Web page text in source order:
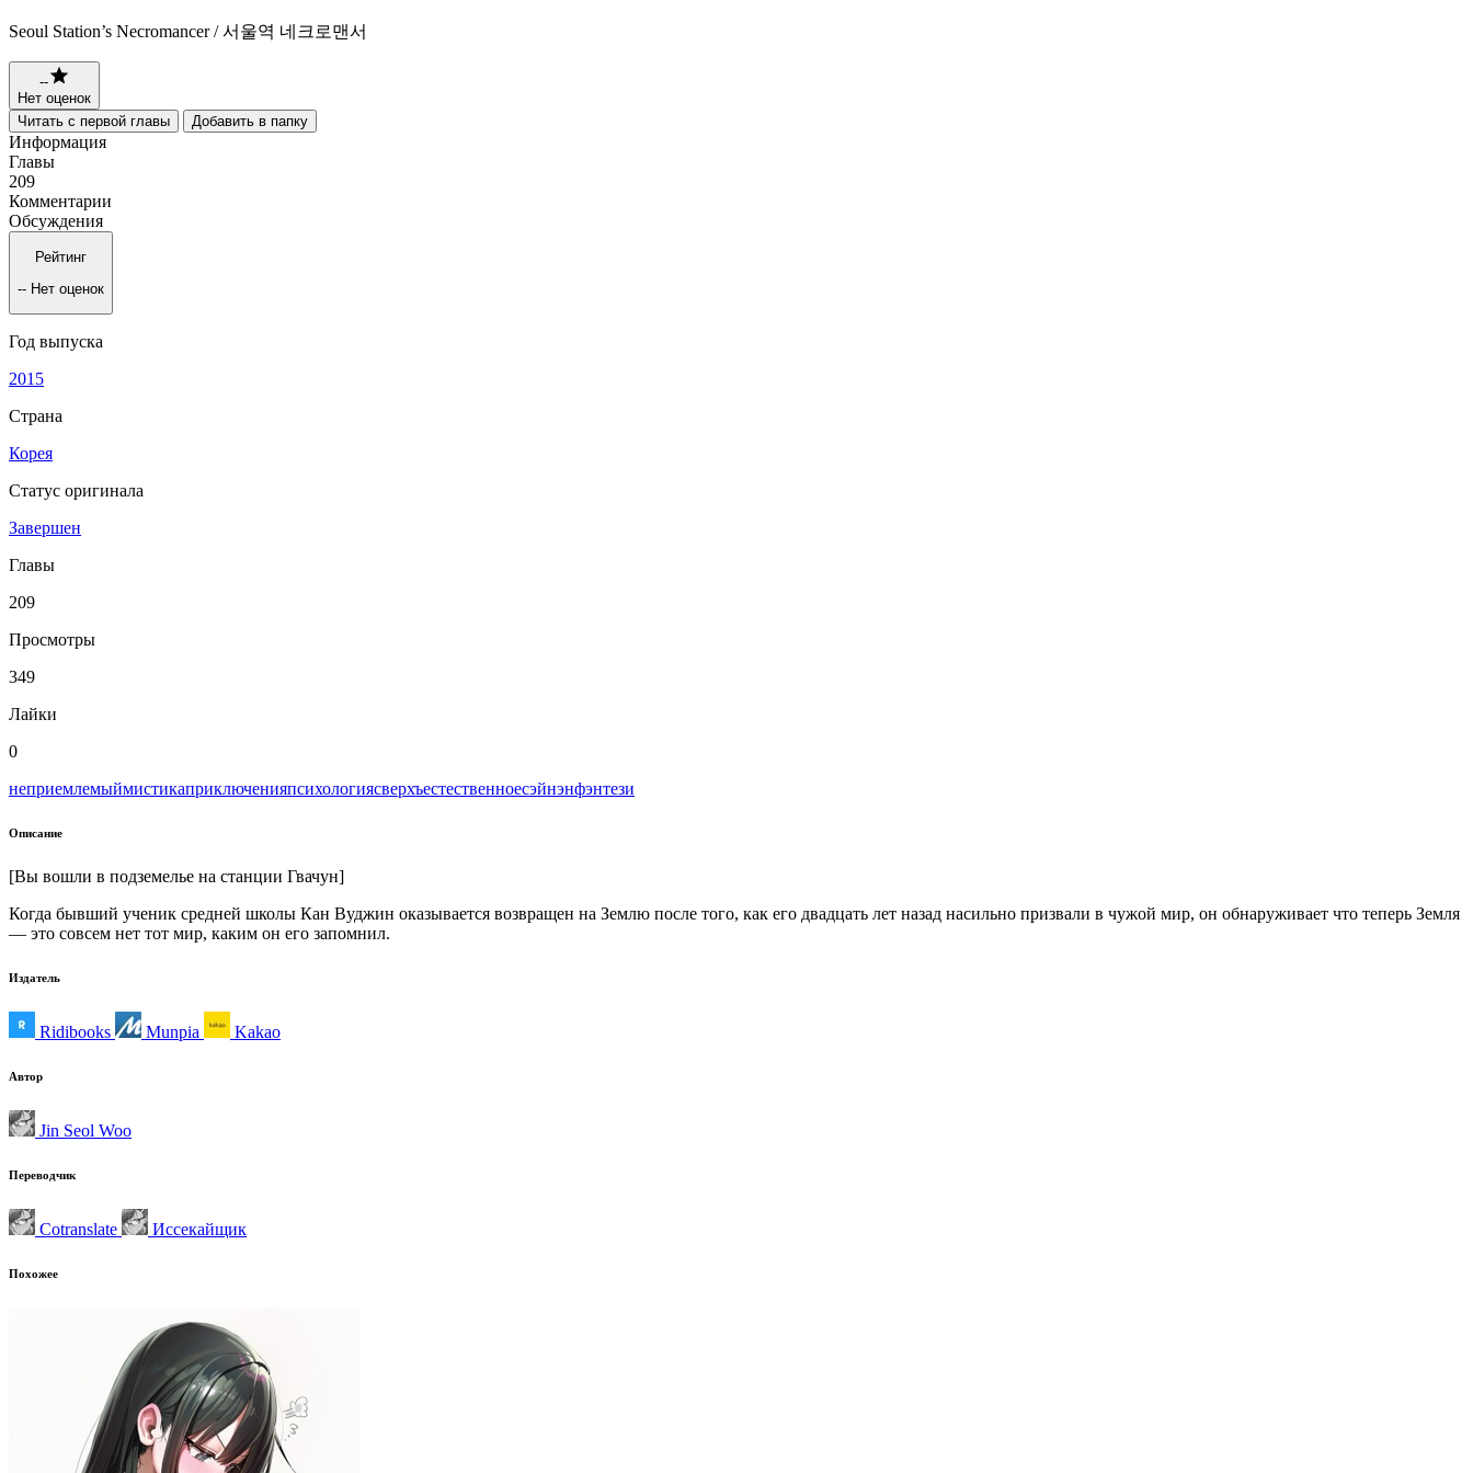
Seoul Station’s Necromancer / 서울역 네크로맨서
--
Нет оценок
Читать с первой главы
Добавить в папку
Информация
Главы
209
Комментарии
Обсуждения
Рейтинг
-- Нет оценок
Год выпуска
2015
Страна
Корея
Статус оригинала
Завершен
Главы
209
Просмотры
349
Лайки
0
неприемлемыймистикаприключенияпсихологиясверхъестественноесэйнэнфэнтези
Описание
[Вы вошли в подземелье на станции Гвачун]
Когда бывший ученик средней школы Кан Вуджин оказывается возвращен на Землю после того, как его двадцать лет назад насильно призвали в чужой мир, он обнаруживает что теперь Земля
— это совсем нет тот мир, каким он его запомнил.
Издатель
Ridibooks Munpia Kakao
Автор
Jin Seol Woo
Переводчик
Сotranslate Иссекайщик
Похожее